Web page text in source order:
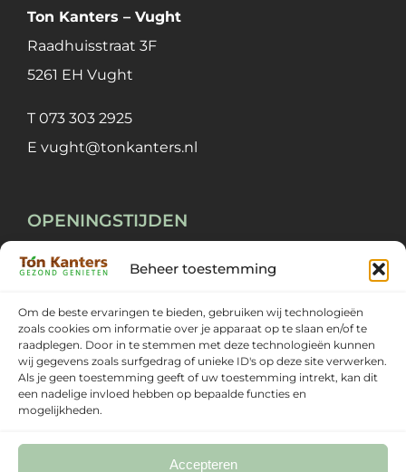
Beheer toestemming
Om de beste ervaringen te bieden, gebruiken wij technologieën
zoals cookies om informatie over je apparaat op te slaan en/of te
raadplegen. Door in te stemmen met deze technologieën kunnen
wij gegevens zoals surfgedrag of unieke ID's op deze site verwerken.
Als je geen toestemming geeft of uw toestemming intrekt, kan dit
een nadelige invloed hebben op bepaalde functies en
mogelijkheden.
Accepteren
Ton Kanters – Vught
Raadhuisstraat 3F
5261 EH Vught
T 073 303 2925
E vught@tonkanters.nl
OPENINGSTIJDEN
Maandag ~ Vrijdag
09:00 ~ 18:00
Zaterdag
09:00 ~ 17:00
Zondag
Gesloten